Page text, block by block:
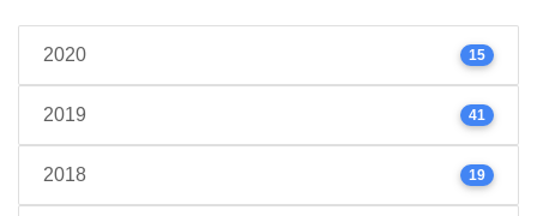
2020 15
2019 41
2018 19